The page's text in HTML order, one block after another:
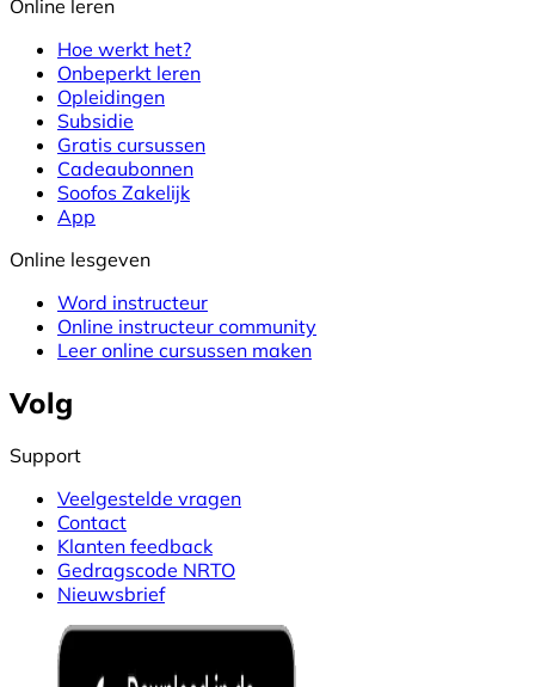
Online leren
Hoe werkt het?
Onbeperkt leren
Opleidingen
Subsidie
Gratis cursussen
Cadeaubonnen
Soofos Zakelijk
App
Online lesgeven
Word instructeur
Online instructeur community
Leer online cursussen maken
Volg
Support
Veelgestelde vragen
Contact
Klanten feedback
Gedragscode NRTO
Nieuwsbrief